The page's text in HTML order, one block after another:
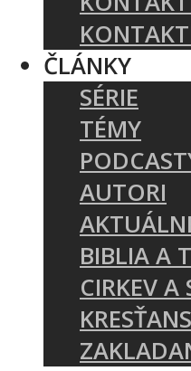
ČLÁNKY
SÉRIE
TÉMY
AUTORI
BIBLIA A
CIRKEV A